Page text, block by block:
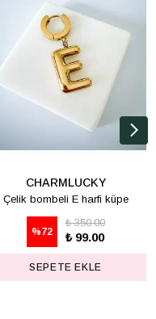
CHARMLUCKY
Çelik bombeli E harfi küpe
%72
₺ 350.00
₺ 99.00
SEPETE EKLE